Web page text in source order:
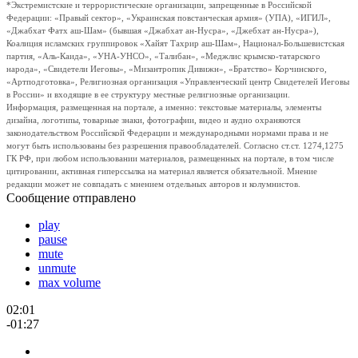
*Экстремистские и террористические организации, запрещенные в Российской
Федерации: «Правый сектор», «Украинская повстанческая армия» (УПА), «ИГИЛ»,
«Джабхат Фатх аш-Шам» (бывшая «Джабхат ан-Нусра», «Джебхат ан-Нусра»),
Коалиция исламских группировок «Хайят Тахрир аш-Шам», Национал-Большевистская
партия, «Аль-Каида», «УНА-УНСО», «Талибан», «Меджлис крымско-татарского
народа», «Свидетели Иеговы», «Мизантропик Дивижн», «Братство» Корчинского,
«Артподготовка», Религиозная организация «Управленческий центр Свидетелей Иеговы
в России» и входящие в ее структуру местные религиозные организации.
Информация, размещенная на портале, а именно: текстовые материалы, элементы
дизайна, логотипы, товарные знаки, фотографии, видео и аудио охраняются
законодательством Российской Федерации и международными нормами права и не
могут быть использованы без разрешения правообладателей. Согласно ст.ст. 1274,1275
ГК РФ, при любом использовании материалов, размещенных на портале, в том числе
цитировании, активная гиперссылка на материал является обязательной. Мнение
редакции может не совпадать с мнением отдельных авторов и колумнистов.
Сообщение отправлено
play
pause
mute
unmute
max volume
02:01
-01:27